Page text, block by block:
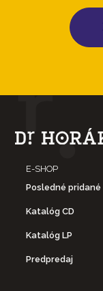
E-SHOP
Posledné pridané
Katalóg CD
Katalóg LP
Predpredaj